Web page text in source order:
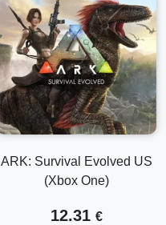
ARK: Survival Evolved US
(Xbox One)
12.31 €